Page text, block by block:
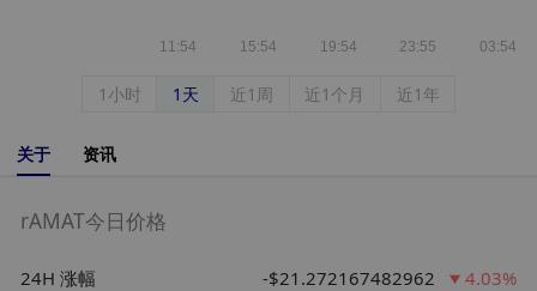
1小时 1天 近1周 近1个月 近1年
关于 资讯
rAMAT今日价格
24H 涨幅 -$21.272167482962 4.03%